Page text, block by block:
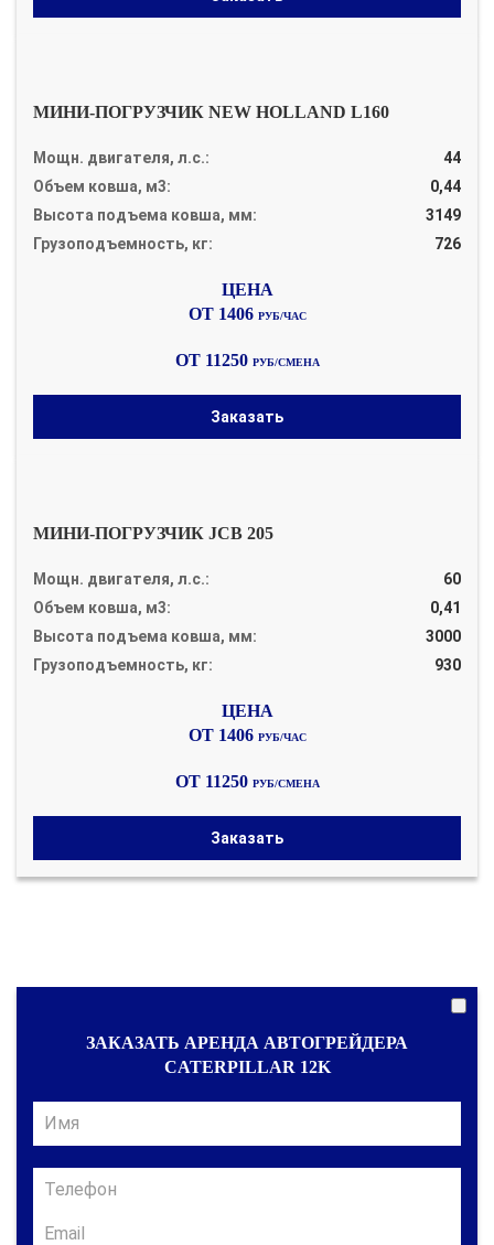
МИНИ-ПОГРУЗЧИК NEW HOLLAND L160
Мощн. двигателя, л.с.:
44
Объем ковша, м3:
0,44
Высота подъема ковша, мм:
3149
Грузоподъемность, кг:
726
ОТ 1406 РУБ/ЧАС
ОТ 11250 РУБ/СМЕНА
Заказать
МИНИ-ПОГРУЗЧИК JCB 205
Мощн. двигателя, л.с.:
60
Объем ковша, м3:
0,41
Высота подъема ковша, мм:
3000
Грузоподъемность, кг:
930
ОТ 1406 РУБ/ЧАС
ОТ 11250 РУБ/СМЕНА
Заказать
ЗАКАЗАТЬ АРЕНДА АВТОГРЕЙДЕРА
CATERPILLAR 12K